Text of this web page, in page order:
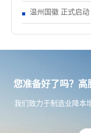
温州国徽 正式启动
您准备好了吗？高
我们致力于制造业降本